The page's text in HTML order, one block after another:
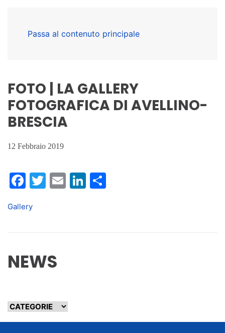
Passa al contenuto principale
FOTO | LA GALLERY
FOTOGRAFICA DI AVELLINO-
BRESCIA
12 Febbraio 2019
Facebook
Twitter
EmailLinkedIn
Gallery
NEWS